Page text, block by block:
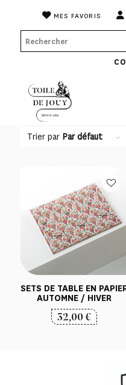
MES FAVORIS
Trier par Par défaut
SETS DE TABLE EN
AUTOMNE / HIVER
32,00€